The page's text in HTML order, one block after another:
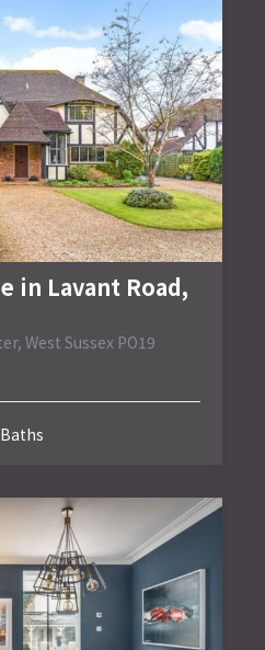
in Lavant Road,
West Sussex PO19